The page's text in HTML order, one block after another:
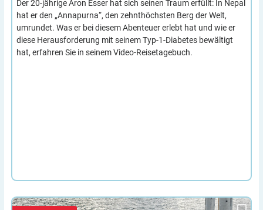
Der 20-jährige Aron Esser hat sich seinen Traum erfüllt: In Nepal
hat er den „Annapurna“, den zehnthöchsten Berg der Welt,
umrundet. Was er bei diesem Abenteuer erlebt hat und wie er
diese Herausforderung mit seinem Typ-1-Diabetes bewältigt
hat, erfahren Sie in seinem Video-Reisetagebuch.
Vom Fußballprofi zum Diabetes-Experten:
Wie ich Philipp Lahm Nachhilfe gab…